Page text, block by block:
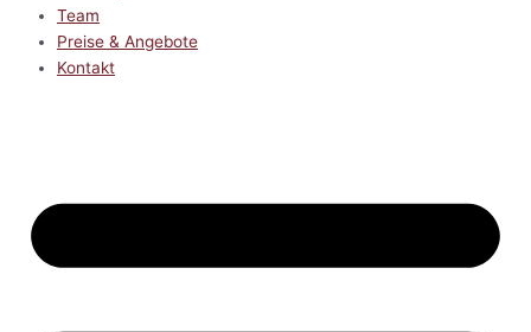
Team
Preise & Angebote
Kontakt